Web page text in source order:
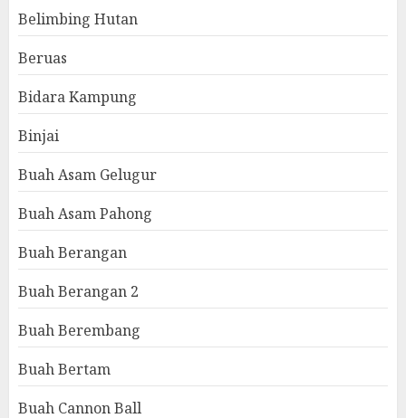
Belimbing Hutan
Beruas
Bidara Kampung
Binjai
Buah Asam Gelugur
Buah Asam Pahong
Buah Berangan
Buah Berangan 2
Buah Berembang
Buah Bertam
Buah Cannon Ball